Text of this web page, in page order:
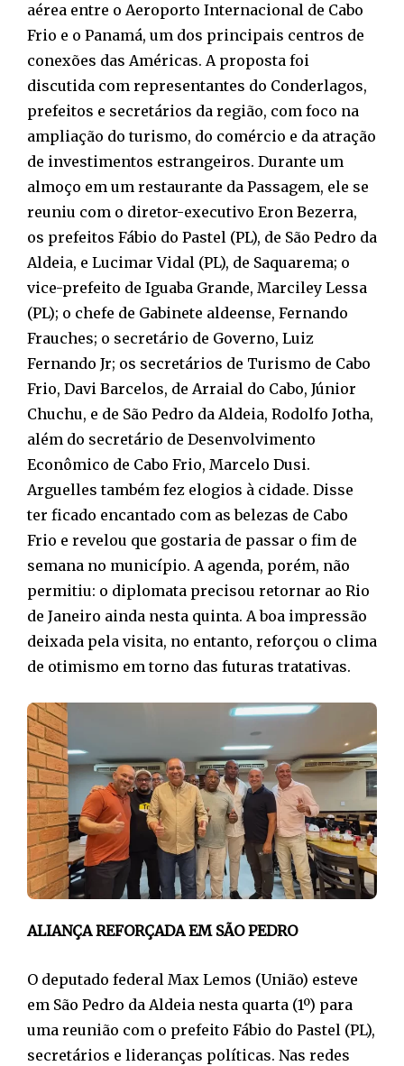
aérea entre o Aeroporto Internacional de Cabo
Frio e o Panamá, um dos principais centros de
conexões das Américas. A proposta foi
discutida com representantes do Conderlagos,
prefeitos e secretários da região, com foco na
ampliação do turismo, do comércio e da atração
de investimentos estrangeiros. Durante um
almoço em um restaurante da Passagem, ele se
reuniu com o diretor-executivo Eron Bezerra,
os prefeitos Fábio do Pastel (PL), de São Pedro da
Aldeia, e Lucimar Vidal (PL), de Saquarema; o
vice-prefeito de Iguaba Grande, Marciley Lessa
(PL); o chefe de Gabinete aldeense, Fernando
Frauches; o secretário de Governo, Luiz
Fernando Jr; os secretários de Turismo de Cabo
Frio, Davi Barcelos, de Arraial do Cabo, Júnior
Chuchu, e de São Pedro da Aldeia, Rodolfo Jotha,
além do secretário de Desenvolvimento
Econômico de Cabo Frio, Marcelo Dusi.
Arguelles também fez elogios à cidade. Disse
ter ficado encantado com as belezas de Cabo
Frio e revelou que gostaria de passar o fim de
semana no município. A agenda, porém, não
permitiu: o diplomata precisou retornar ao Rio
de Janeiro ainda nesta quinta. A boa impressão
deixada pela visita, no entanto, reforçou o clima
de otimismo em torno das futuras tratativas.
ALIANÇA REFORÇADA EM SÃO PEDRO
O deputado federal Max Lemos (União) esteve
em São Pedro da Aldeia nesta quarta (1º) para
uma reunião com o prefeito Fábio do Pastel (PL),
secretários e lideranças políticas. Nas redes